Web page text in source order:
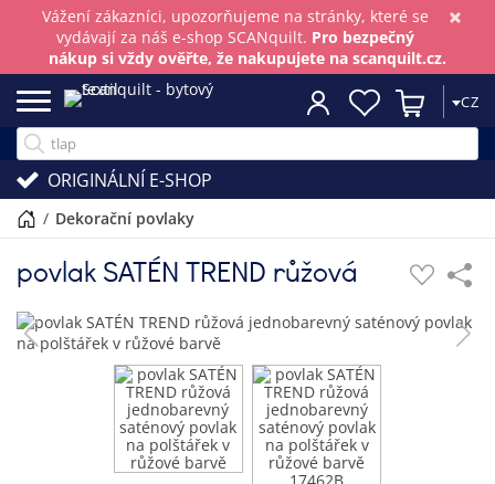
×
Vážení zákazníci, upozorňujeme na stránky, které se
vydávají za náš e-shop SCANquilt. Pro bezpečný
nákup si vždy ověřte, že nakupujete na scanquilt.cz.
CZ
ORIGINÁLNÍ E-SHOP
/ dekorační povlaky
povlak SATÉN TREND růžová